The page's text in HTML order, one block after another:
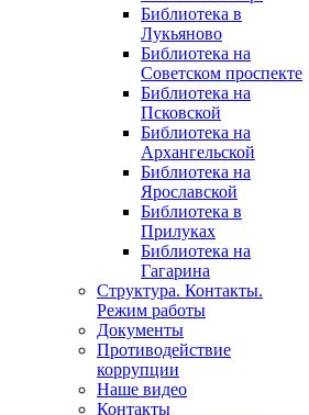
Библиотека в
Лукьяново
Библиотека на
Советском проспекте
Библиотека на
Псковской
Библиотека на
Архангельской
Библиотека на
Ярославской
Библиотека в
Прилуках
Библиотека на
Гагарина
Структура. Контакты.
Режим работы
Документы
Противодействие
коррупции
Наше видео
Контакты